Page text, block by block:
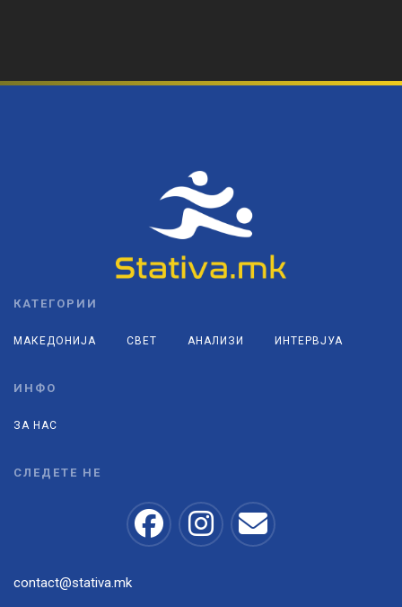
КАТЕГОРИИ
МАКЕДОНИЈА СВЕТ АНАЛИЗИ ИНТЕРВЈУА
ИНФО
ЗА НАС
СЛЕДЕТЕ НЕ
contact@stativa.mk